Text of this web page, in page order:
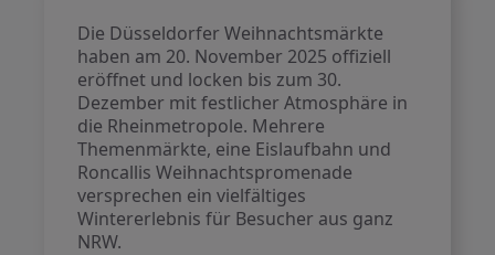
Die Düsseldorfer Weihnachtsmärkte
haben am 20. November 2025 offiziell
eröffnet und locken bis zum 30.
Dezember mit festlicher Atmosphäre in
die Rheinmetropole. Mehrere
Themenmärkte, eine Eislaufbahn und
Roncallis Weihnachtspromenade
versprechen ein vielfältiges
Wintererlebnis für Besucher aus ganz
NRW.